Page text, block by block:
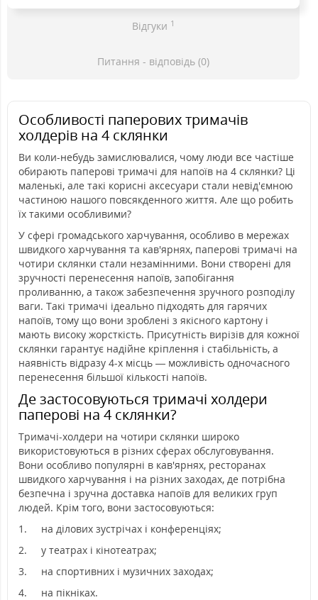
Відгуки 1
Питання - відповідь (0)
Особливості паперових тримачів
холдерів на 4 склянки
Ви коли-небудь замислювалися, чому люди все частіше
обирають паперові тримачі для напоїв на 4 склянки? Ці
маленькі, але такі корисні аксесуари стали невід'ємною
частиною нашого повсякденного життя. Але що робить
їх такими особливими?
У сфері громадського харчування, особливо в мережах
швидкого харчування та кав'ярнях, паперові тримачі на
чотири склянки стали незамінними. Вони створені для
зручності перенесення напоїв, запобігання
проливанню, а також забезпечення зручного розподілу
ваги. Такі тримачі ідеально підходять для гарячих
напоїв, тому що вони зроблені з якісного картону і
мають високу жорсткість. Присутність вирізів для кожної
склянки гарантує надійне кріплення і стабільність, а
наявність відразу 4-х місць — можливість одночасного
перенесення більшої кількості напоїв.
Де застосовуються тримачі холдери
паперові на 4 склянки?
Тримачі-холдери на чотири склянки широко
використовуються в різних сферах обслуговування.
Вони особливо популярні в кав'ярнях, ресторанах
швидкого харчування і на різних заходах, де потрібна
безпечна і зручна доставка напоїв для великих груп
людей. Крім того, вони застосовуються:
1.
на ділових зустрічах і конференціях;
2.
у театрах і кінотеатрах;
3.
на спортивних і музичних заходах;
4.
на пікніках.